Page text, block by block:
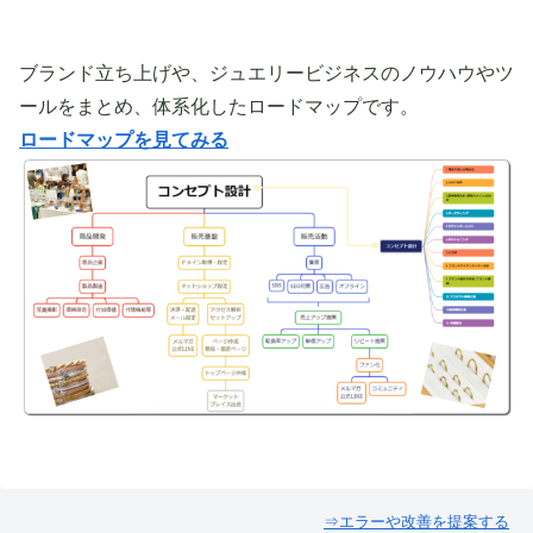
ブランド立ち上げや、ジュエリービジネスのノウハウやツ
ールをまとめ、体系化したロードマップです。
ロードマップを見てみる
⇒エラーや改善を提案する